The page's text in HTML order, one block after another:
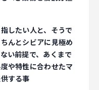
したい人と、そうで
んとシビアに見極め
い前提で、あくまで
や特性に合わせたマ
する事